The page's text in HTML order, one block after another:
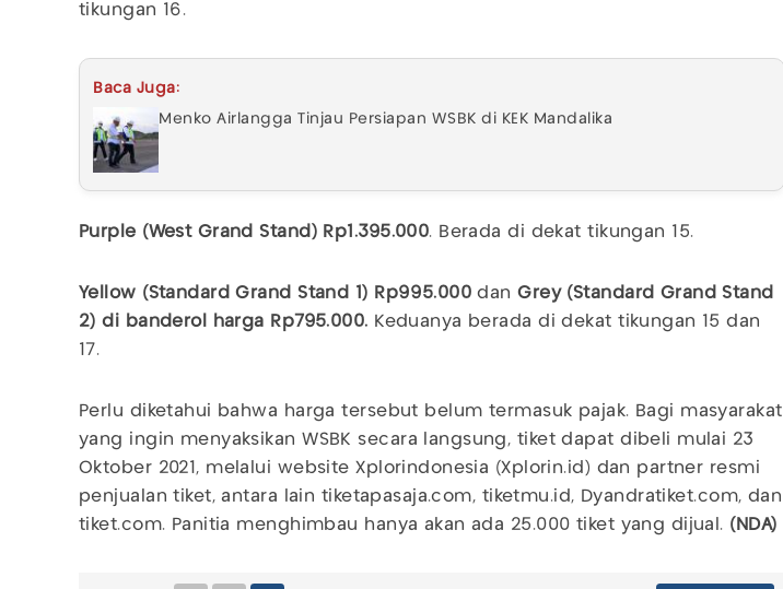
tikungan 16.
Baca Juga:
Menko Airlangga Tinjau Persiapan WSBK di KEK Mandalika
Purple (West Grand Stand) Rp1.395.000. Berada di dekat tikungan 15.
Yellow (Standard Grand Stand 1) Rp995.000 dan Grey (Standard Grand Stand
2) di banderol harga Rp795.000. Keduanya berada di dekat tikungan 15 dan
17.
Perlu diketahui bahwa harga tersebut belum termasuk pajak. Bagi masyarakat
yang ingin menyaksikan WSBK secara langsung, tiket dapat dibeli mulai 23
Oktober 2021, melalui website Xplorindonesia (Xplorin.id) dan partner resmi
penjualan tiket, antara lain tiketapasaja.com, tiketmu.id, Dyandratiket.com, dan
tiket.com. Panitia menghimbau hanya akan ada 25.000 tiket yang dijual. (NDA)